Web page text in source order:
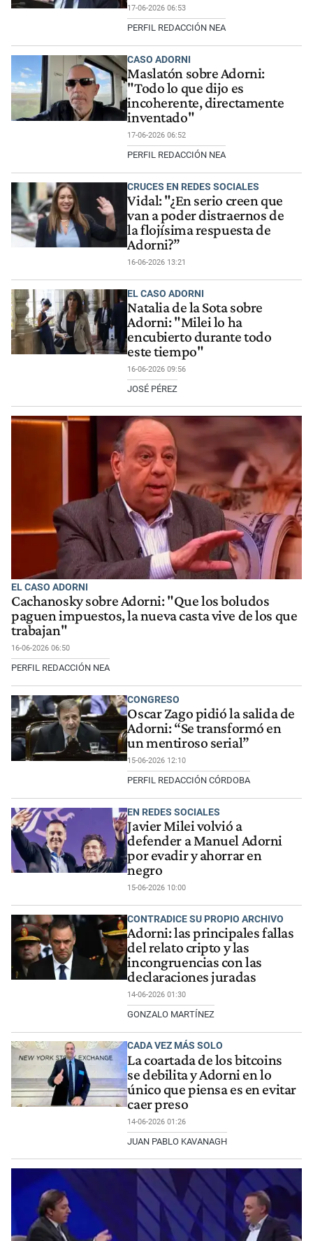
17-06-2026 06:53
PERFIL REDACCIÓN NEA
CASO ADORNI
Maslatón sobre Adorni:
"Todo lo que dijo es
incoherente, directamente
inventado"
17-06-2026 06:52
PERFIL REDACCIÓN NEA
CRUCES EN REDES SOCIALES
Vidal: "¿En serio creen que
van a poder distraernos de
la flojísima respuesta de
Adorni?”
16-06-2026 13:21
EL CASO ADORNI
Natalia de la Sota sobre
Adorni: "Milei lo ha
encubierto durante todo
este tiempo"
16-06-2026 09:56
JOSÉ PÉREZ
EL CASO ADORNI
Cachanosky sobre Adorni: "Que los boludos
paguen impuestos, la nueva casta vive de los que
trabajan"
16-06-2026 06:50
PERFIL REDACCIÓN NEA
CONGRESO
Oscar Zago pidió la salida de
Adorni: “Se transformó en
un mentiroso serial”
15-06-2026 12:10
PERFIL REDACCIÓN CÓRDOBA
EN REDES SOCIALES
Javier Milei volvió a
defender a Manuel Adorni
por evadir y ahorrar en
negro
15-06-2026 10:00
CONTRADICE SU PROPIO ARCHIVO
Adorni: las principales fallas
del relato cripto y las
incongruencias con las
declaraciones juradas
14-06-2026 01:30
GONZALO MARTÍNEZ
CADA VEZ MÁS SOLO
La coartada de los bitcoins
se debilita y Adorni en lo
único que piensa es en evitar
caer preso
14-06-2026 01:26
JUAN PABLO KAVANAGH